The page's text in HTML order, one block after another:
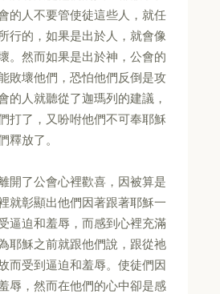
的人不要管使徒這些人，就任
行的，如果是出於人，就會像
。然而如果是出於神，公會的
敗壞他們，恐怕他們反倒是攻
的人就聽從了迦瑪列的建議，
打了，又吩咐他們不可奉耶穌
釋放了。
開了公會心裡歡喜，因被算是
就彰顯出他們因著跟著耶穌一
逼迫和羞辱，而感到心裡充滿
耶穌之前就跟他們說，跟從祂
而受到逼迫和羞辱。使徒們因
辱，然而在他們的心中卻是感